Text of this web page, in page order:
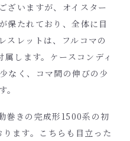
ざいますが、オイスター
保たれており、全体に目
スレットは、フルコマの
します。ケースコンディ
なく、コマ間の伸びの少
巻きの完成形1500系の初
ます。こちらも目立った